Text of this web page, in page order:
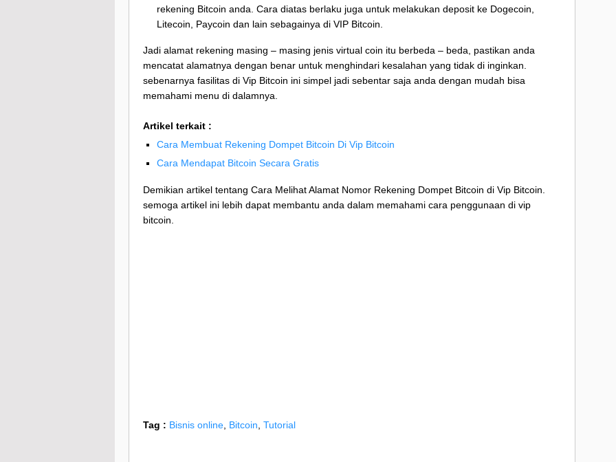
rekening Bitcoin anda. Cara diatas berlaku juga untuk melakukan deposit ke Dogecoin,
Litecoin, Paycoin dan lain sebagainya di VIP Bitcoin.
Jadi alamat rekening masing – masing jenis virtual coin itu berbeda – beda, pastikan anda
mencatat alamatnya dengan benar untuk menghindari kesalahan yang tidak di inginkan.
sebenarnya fasilitas di Vip Bitcoin ini simpel jadi sebentar saja anda dengan mudah bisa
memahami menu di dalamnya.
Artikel terkait :
Cara Membuat Rekening Dompet Bitcoin Di Vip Bitcoin
Cara Mendapat Bitcoin Secara Gratis
Demikian artikel tentang Cara Melihat Alamat Nomor Rekening Dompet Bitcoin di Vip Bitcoin.
semoga artikel ini lebih dapat membantu anda dalam memahami cara penggunaan di vip
bitcoin.
Tag : Bisnis online Bitcoin Tutorial